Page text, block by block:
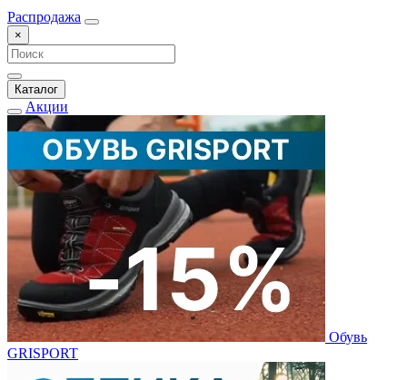
Распродажа
×
Каталог
Акции
Обувь
GRISPORT